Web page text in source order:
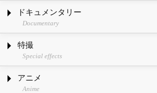
ドキュメンタリー
Documentary
特撮
Special effects
アニメ
Anime